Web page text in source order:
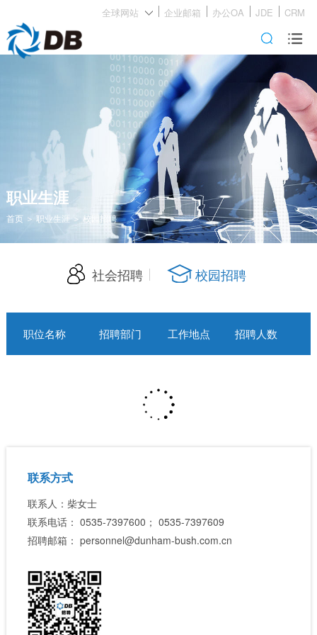
全球网站 企业邮箱 办公OA JDE CRM

职业生涯
首页 ＞ 职业生涯 ＞ 校园招聘
社会招聘 校园招聘
职位名称 招聘部门 工作地点 招聘人数
情
联系方式
联系人：柴女士
联系电话： 0535-7397600 ； 0535-7397609
招聘邮箱： personnel@dunham-bush.com.cn